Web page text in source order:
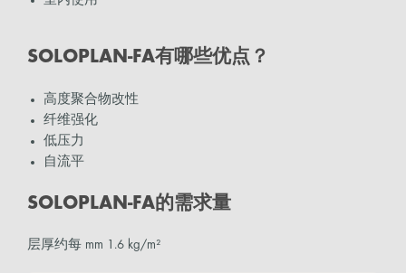
SOLOPLAN-FA有哪些优点？
高度聚合物改性
纤维强化
低压力
自流平
SOLOPLAN-FA的需求量
层厚约每 mm 1.6 kg/m²